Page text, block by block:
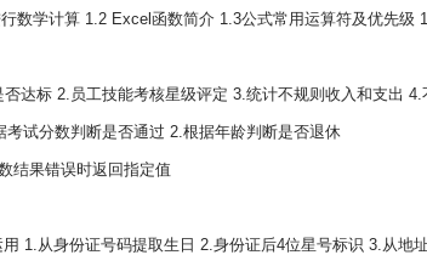
数学计算 1.2 Excel函数简介 1.3公式常用运算符及优先级
达标 2.员工技能考核星级评定 3.统计不规则收入和支出
考试分数判断是否通过 2.根据年龄判断是否退休
结果错误时返回指定值
1.从身份证号码提取生日 2.身份证后4位星号标识 3.从地